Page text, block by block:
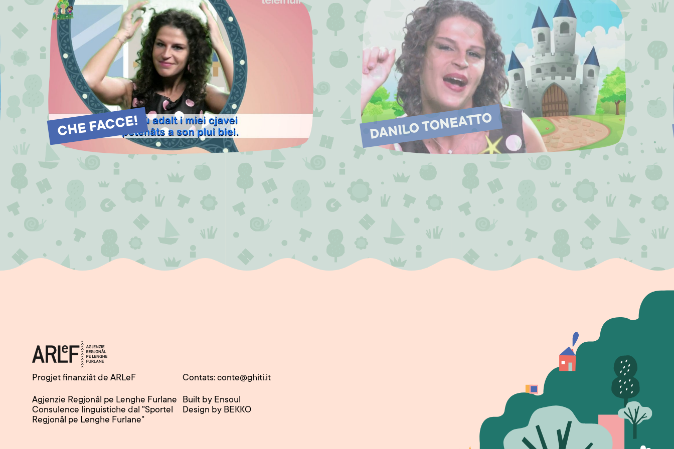
CHE FACCE! DANILO TONEATTO
Progjet finanziât de ARLeF
Agjenzie Regjonâl pe Lenghe Furlane
Consulence linguistiche dal "Sportel
Regjonâl pe Lenghe Furlane"
Contats: conte@ghiti.it
Built by Ensoul
Design by BEKKO